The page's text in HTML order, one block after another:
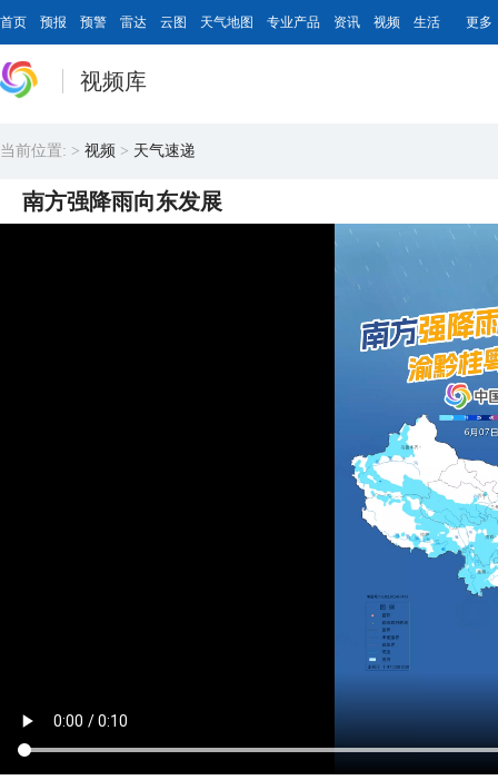
首页 预报 预警 雷达 云图 天气地图 专业产品 资讯 视频 生活 更多
视频库
当前位置: > 视频 > 天气速递
南方强降雨向东发展